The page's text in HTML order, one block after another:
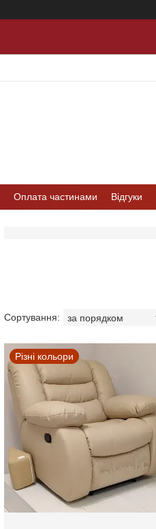
Оплата частинами Відгуки
Різні кольори